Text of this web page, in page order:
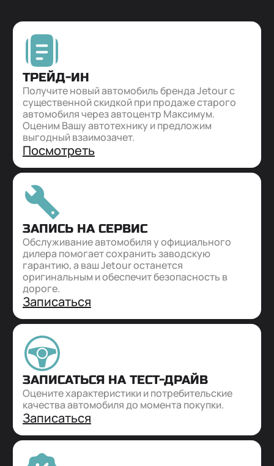
ТРЕЙД-ИН
Получите новый автомобиль бренда Jetour с
существенной скидкой при продаже старого
автомобиля через автоцентр Максимум.
Оценим Вашу автотехнику и предложим
выгодный взаимозачет.
Посмотреть
ЗАПИСЬ НА СЕРВИС
Обслуживание автомобиля у официального
дилера помогает сохранить заводскую
гарантию, а ваш Jetour останется
оригинальным и обеспечит безопасность в
дороге.
Записаться
ЗАПИСАТЬСЯ НА ТЕСТ-ДРАЙВ
Оцените характеристики и потребительские
качества автомобиля до момента покупки.
Записаться